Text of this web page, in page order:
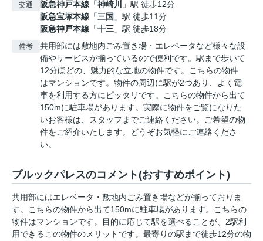
交通 阪急神戸本線 「神崎川
」駅 徒歩12分
阪急宝塚本線 「三国 」駅 徒歩11分
阪急神戸本線 「十三 」駅 徒歩18分
備考
共用部には敷地内ごみ置き場・エレベータなど様々な設
備やサービスが揃っているので便利です。駅まで歩いて
12分ほどの、魅力的な立地の物件です。こちらの物件
はマンションです。物件の周辺に駅が2つあり、よく電
車を利用する方にピッタリです。こちらの物件から出て
150mに駐車場があります。実際に物件をご覧になりた
いお客様は、スタッフまでご連絡ください。ご希望の物
件をご紹介いたします。どうぞお気軽にご連絡くださ
い。
ブルックパレスのコメント(おすすめポイント)
共用部にはエレベータ・敷地内ごみ置き場などが揃っておりま
す。こちらの物件から出て150mに駐車場があります。こちらの
物件はマンションです。目的に応じて駅を選べることが、2駅利
用できるこの物件のメリットです。最寄りの駅まで徒歩12分の物